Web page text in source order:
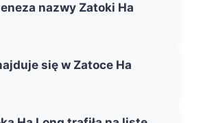
nazwy Zatoki Ha
się w Zatoce Ha